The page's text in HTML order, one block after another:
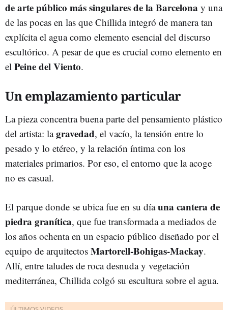
de arte público más singulares de la Barcelona y una
de las pocas en las que Chillida integró de manera tan
explícita el agua como elemento esencial del discurso
escultórico. A pesar de que es crucial como elemento en
el Peine del Viento.
Un emplazamiento particular
La pieza concentra buena parte del pensamiento plástico
del artista: lagravedad, el vacío, la tensión entre lo
pesado y lo etéreo, y la relación íntima con los
materiales primarios. Por eso, el entorno que la acoge
no es casual.
El parque donde se ubica fue en su díauna cantera de
piedra granítica, que fue transformada a mediados de
los años ochenta en un espacio público diseñado por el
equipo de arquitectos Martorell-Bohigas-Mackay.
Allí, entre taludes de roca desnuda y vegetación
mediterránea, Chillida colgó su escultura sobre el agua.